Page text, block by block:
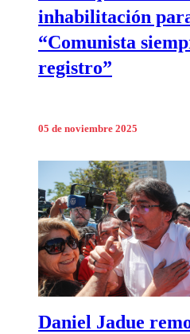
inhabilitación
“Comunista
registro”
05 de noviembre 2025
Daniel Jadue